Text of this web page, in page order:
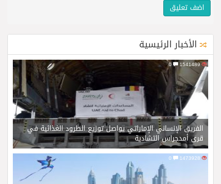
الأخبار الرئيسية
1541489
الفريق الإنساني الإماراتي يواصل توزيع الطرود الغذائية في
قرى أمدجراس التشادية
1473928